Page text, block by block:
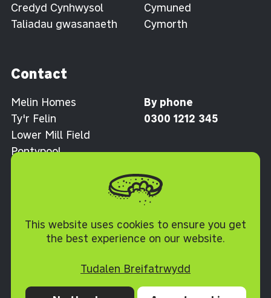
This website uses cookies to ensure you get
the best experience on our website.
Tudalen Breifatrwydd
Credyd Cynhwysol
Taliadau gwasanaeth
Cymuned
Cymorth
Contact
Melin Homes
Ty'r Felin
Lower Mill Field
Pontypool
By phone
0300 1212 345